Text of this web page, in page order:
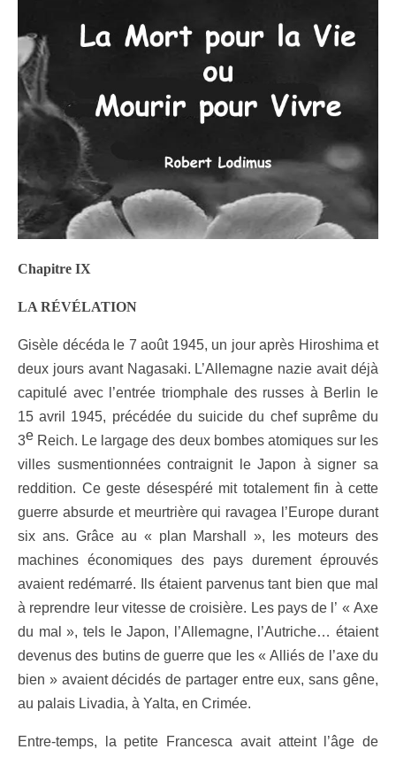
Chapitre IX
LA RÉVÉLATION
Gisèle décéda le 7 août 1945, un jour après Hiroshima et
deux jours avant Nagasaki. L’Allemagne nazie avait déjà
capitulé avec l’entrée triomphale des russes à Berlin le
15 avril 1945, précédée du suicide du chef suprême du
3e Reich. Le largage des deux bombes atomiques sur les
villes susmentionnées contraignit le Japon à signer sa
reddition. Ce geste désespéré mit totalement fin à cette
guerre absurde et meurtrière qui ravagea l’Europe durant
six ans. Grâce au « plan Marshall », les moteurs des
machines économiques des pays durement éprouvés
avaient redémarré. Ils étaient parvenus tant bien que mal
à reprendre leur vitesse de croisière. Les pays de l’ « Axe
du mal », tels le Japon, l’Allemagne, l’Autriche… étaient
devenus des butins de guerre que les « Alliés de l’axe du
bien » avaient décidés de partager entre eux, sans gêne,
au palais Livadia, à Yalta, en Crimée.
Entre-temps, la petite Francesca avait atteint l’âge de